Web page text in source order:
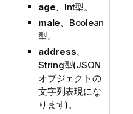
age、Int型。
male、Boolean
型。
address、
String型(JSON
オブジェクトの
文字列表現にな
ります)。